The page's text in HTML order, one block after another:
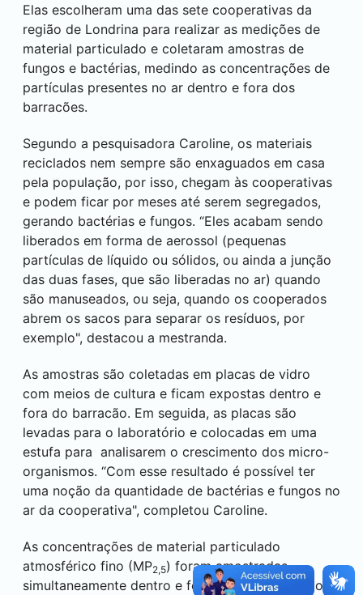
Elas escolheram uma das sete cooperativas da
região de Londrina para realizar as medições de
material particulado e coletaram amostras de
fungos e bactérias, medindo as concentrações de
partículas presentes no ar dentro e fora dos
barracões.
Segundo a pesquisadora Caroline, os materiais
reciclados nem sempre são enxaguados em casa
pela população, por isso, chegam às cooperativas
e podem ficar por meses até serem segregados,
gerando bactérias e fungos. “Eles acabam sendo
liberados em forma de aerossol (pequenas
partículas de líquido ou sólidos, ou ainda a junção
das duas fases, que são liberadas no ar) quando
são manuseados, ou seja, quando os cooperados
abrem os sacos para separar os resíduos, por
exemplo", destacou a mestranda.
As amostras são coletadas em placas de vidro
com meios de cultura e ficam expostas dentro e
fora do barracão. Em seguida, as placas são
levadas para o laboratório e colocadas em uma
estufa para analisarem o crescimento dos micro-
organismos. “Com esse resultado é possível ter
uma noção da quantidade de bactérias e fungos no
ar da cooperativa", completou Caroline.
As concentrações de material particulado
atmosférico fino (MP2,5) foram amostradas
simultaneamente dentro e fora dos barracões com